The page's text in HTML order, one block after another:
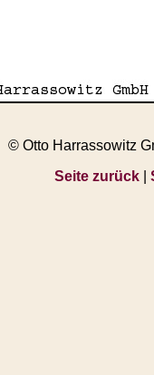
© Otto Harrassowitz
Seite zurück|